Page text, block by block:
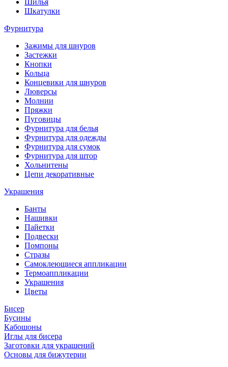
Шилья
Шкатулки
Фурнитура
Зажимы для шнуров
Застежки
Кнопки
Кольца
Концевики для шнуров
Люверсы
Молнии
Пряжки
Пуговицы
Фурнитура для белья
Фурнитура для одежды
Фурнитура для сумок
Фурнитура для штор
Хольнитены
Цепи декоративные
Украшения
Банты
Нашивки
Пайетки
Подвески
Помпоны
Стразы
Самоклеющиеся аппликации
Термоаппликации
Украшения
Цветы
Бисер
Бусины
Кабошоны
Иглы для бисера
Заготовки для украшений
Основы для бижутерии